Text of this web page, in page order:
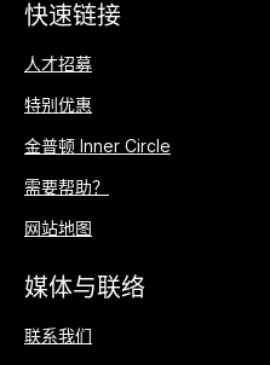
快速链接
人才招募
特别优惠
金普顿 Inner Circle
需要帮助？
网站地图
媒体与联络
联系我们